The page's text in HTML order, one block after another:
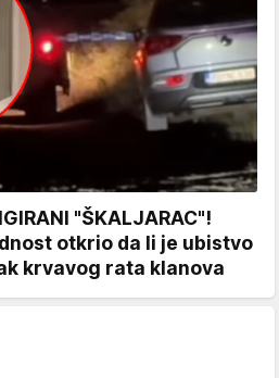
"ŠKALJARAC"!
otkrio da li je ubistvo
krvavog rata klanova